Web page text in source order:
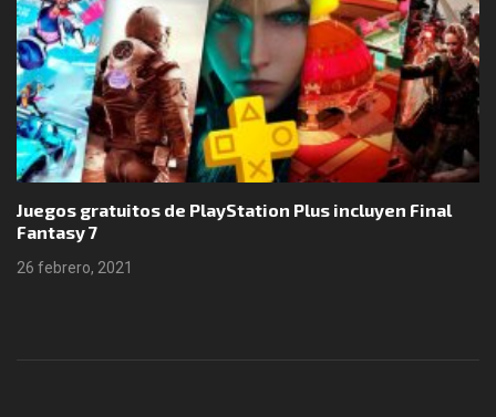
Juegos gratuitos de PlayStation Plus incluyen Final
Fantasy 7
26 febrero, 2021